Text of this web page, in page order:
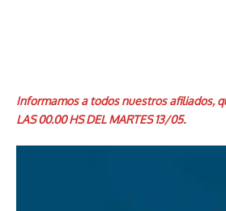
Informamos a todos nuestros afiliados,
LAS 00.00 HS DEL MARTES 13/05.